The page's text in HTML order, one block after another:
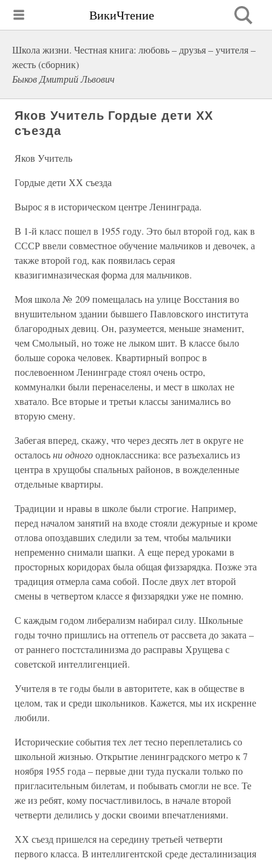
ВикиЧтение
Школа жизни. Честная книга: любовь – друзья – учителя –
жесть (сборник)
Быков Дмитрий Львович
Яков Учитель Гордые дети ХХ
съезда
Яков Учитель
Гордые дети ХХ съезда
Вырос я в историческом центре Ленинграда.
В 1-й класс пошел в 1955 году. Это был второй год, как в
СССР ввели совместное обучение мальчиков и девочек, а
также второй год, как появилась серая
квазигимназическая форма для мальчиков.
Моя школа № 209 помещалась на улице Восстания во
внушительном здании бывшего Павловского института
благородных девиц. Он, разумеется, меньше знаменит,
чем Смольный, но тоже не лыком шит. В классе было
больше сорока человек. Квартирный вопрос в
послевоенном Ленинграде стоял очень остро,
коммуналки были перенаселены, и мест в школах не
хватало. Все вторые и третьи классы занимались во
вторую смену.
Забегая вперед, скажу, что через десять лет в округе не
осталосьни одногоодноклассника: все разъехались из
центра в хрущобы спальных районов, в вожделенные
отдельные квартиры.
Традиции и нравы в школе были строгие. Например,
перед началом занятий на входе стояли дежурные и кроме
отлова опоздавших следили за тем, чтобы мальчики
непременно снимали шапки. А еще перед уроками в
просторных коридорах была общая физзарядка. Позже эта
традиция отмерла сама собой. После двух лет второй
смены в четвертом классе я физзарядки уже не помню.
С каждым годом либерализм набирал силу. Школьные
годы точно пришлись на оттепель от рассвета до заката –
от раннего постсталинизма до расправы Хрущева с
советской интеллигенцией.
Учителя в те годы были в авторитете, как в обществе в
целом, так и среди школьников. Кажется, мы их искренне
любили.
Исторические события тех лет тесно переплетались со
школьной жизнью. Открытие ленинградского метро к 7
ноября 1955 года – первые дни туда пускали только по
пригласительным билетам, и побывать смогли не все. Те
же из ребят, кому посчастливилось, в начале второй
четверти делились у доски своими впечатлениями.
ХХ съезд пришелся на середину третьей четверти
первого класса. В интеллигентской среде десталинизация